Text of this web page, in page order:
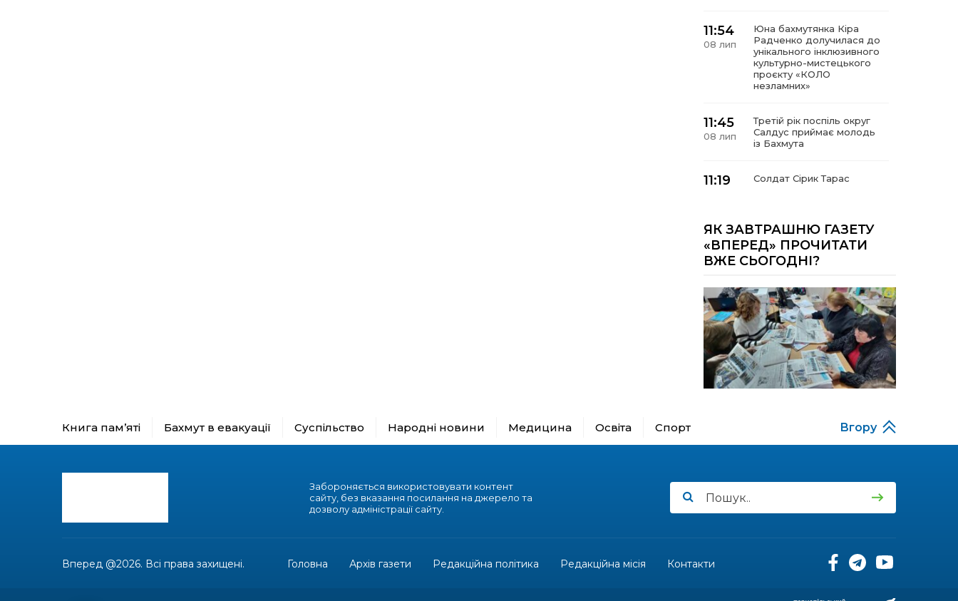
11:54
08 лип
Юна бахмутянка Кіра
Радченко долучилася до
унікального інклюзивного
культурно-мистецького
проєкту «КОЛО
незламних»
11:45
08 лип
Третій рік поспіль округ
Салдус приймає молодь
із Бахмута
11:19
Солдат Сірик Тарас
14:07
06 лип
Де тчуться долі
13:52
06 лип
Бахмутяни у Полтаві
побували на концерті
«Натхненні літом»
13:46
06 лип
Частині ВПО можуть
призупинити виплати: що
варто зробити
переселенцям
03 лип
20:48
ЯК ЗАВТРАШНЮ ГАЗЕТУ
«ВПЕРЕД» ПРОЧИТАТИ
ВЖЕ СЬОГОДНІ?
Книга пам’яті Бахмут в евакуації Суспільство Народні новини Медицина Освіта Спорт Вгору
Забороняється використовувати контент
сайту, без вказання посилання на джерело та
дозволу адміністрації сайту.
Вперед @2026. Всі права захищені. Головна Архів газети Редакційна політика Редакційна місія Контакти